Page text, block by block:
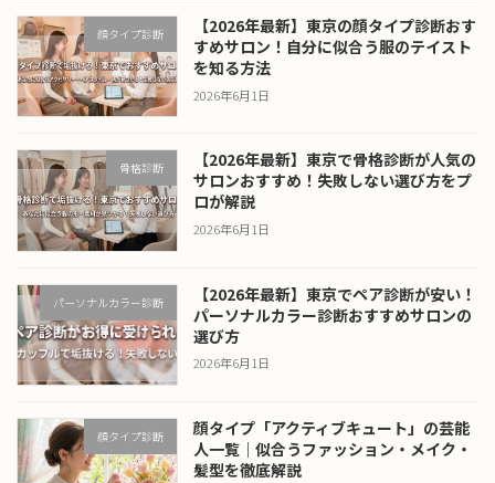
顔タイプ診断
【2026年最新】東京の顔タイプ診断おす
すめサロン！自分に似合う服のテイスト
を知る方法
2026年6月1日
骨格診断
【2026年最新】東京で骨格診断が人気の
サロンおすすめ！失敗しない選び方をプ
ロが解説
2026年6月1日
パーソナルカラー診断
【2026年最新】東京でペア診断が安い！
パーソナルカラー診断おすすめサロンの
選び方
2026年6月1日
顔タイプ診断
顔タイプ「アクティブキュート」の芸能
人一覧｜似合うファッション・メイク・
髪型を徹底解説